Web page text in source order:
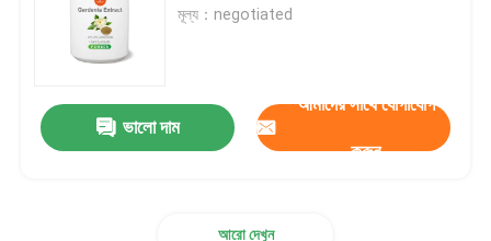
মূল্য：negotiated
ভালো দাম
আমাদের সাথে যোগাযোগ
করুন
আরো দেখুন